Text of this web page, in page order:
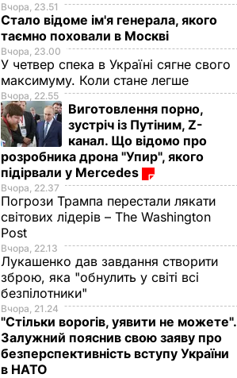
Вчора, 23.51
Стало відоме ім'я генерала, якого
таємно поховали в Москві
Вчора, 23.00
У четвер спека в Україні сягне свого
максимуму. Коли стане легше
Вчора, 22.55
Виготовлення порно,
зустріч із Путіним, Z-
канал. Що відомо про
розробника дрона "Упир", якого
підірвали у Mercedes
Вчора, 22.37
Погрози Трампа перестали лякати
світових лідерів – The Washington
Post
Вчора, 22.13
Лукашенко дав завдання створити
зброю, яка "обнулить у світі всі
безпілотники"
Вчора, 21.24
"Стільки ворогів, уявити не можете".
Залужний пояснив свою заяву про
безперспективність вступу України
в НАТО